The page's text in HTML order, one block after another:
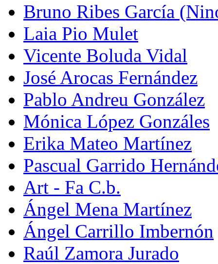
Bruno Ribes García
Laia Pio Mulet
Vicente Boluda Vidal
José Arocas Fernández
Pablo Andreu González
Mónica López Gonzáles
Erika Mateo Martínez
Pascual Garrido
Art - Fa C.b.
Ángel Mena Martínez
Ángel Carrillo Imbernón
Raúl Zamora Jurado